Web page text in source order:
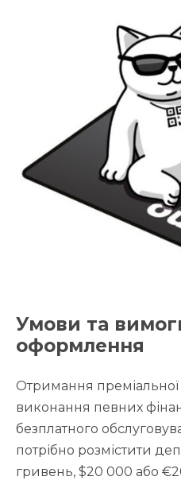
Умови та
оформлення
Отримання
виконання певних
безплатного
потрібно розмістити
гривень, $20 000 або